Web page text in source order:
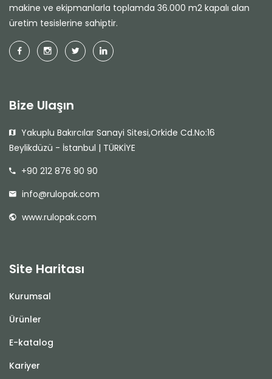
makine ve ekipmanlarla toplamda 36.000 m2 kapalı alan
üretim tesislerine sahiptir.
Bize Ulaşın
Yakuplu Bakırcılar Sanayi Sitesi,Orkide Cd.No:16
Beylikdüzü - İstanbul | TÜRKİYE
+90 212 876 90 90
info@rulopak.com
www.rulopak.com
Site Haritası
Kurumsal
Ürünler
E-katalog
Kariyer